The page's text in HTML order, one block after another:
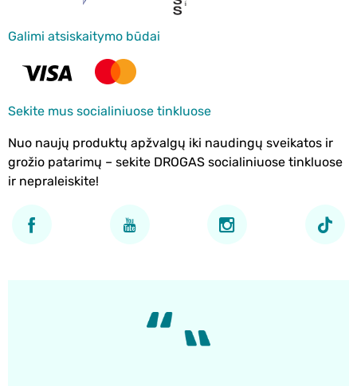
Galimi atsiskaitymo būdai
Sekite mus socialiniuose tinkluose
Nuo naujų produktų apžvalgų iki naudingų sveikatos ir
grožio patarimų – sekite DROGAS socialiniuose tinkluose
ir nepraleiskite!